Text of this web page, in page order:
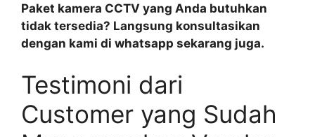
Paket kamera CCTV yang Anda butuhkan
tidak tersedia? Langsung konsultasikan
dengan kami di whatsapp sekarang juga.
Testimoni dari
Customer yang Sudah